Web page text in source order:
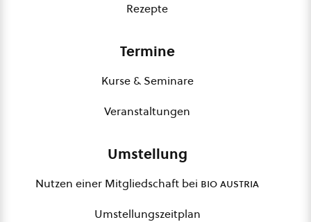
Rezepte
Termine
Kurse & Seminare
Veranstaltungen
Umstellung
Nutzen einer Mitgliedschaft bei bio austria
Umstellungszeitplan